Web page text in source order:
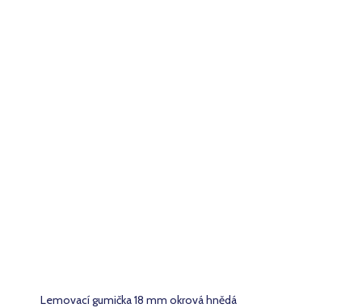
Lemovací gumička 18 mm okrová hnědá